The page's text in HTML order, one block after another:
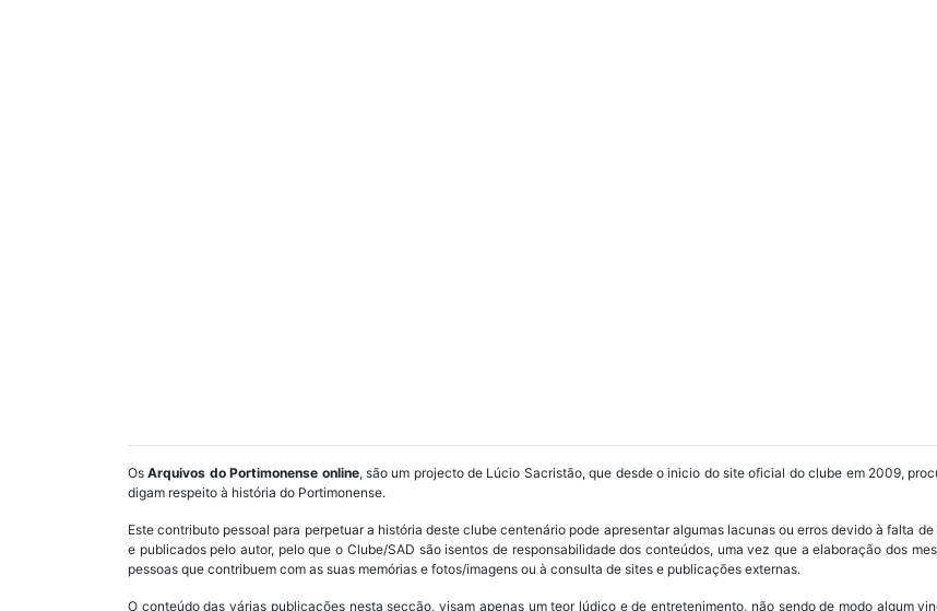
OsArquivos do Portimonense online, são um projecto de Lúcio Sacristão, que desde o inicio do site oficial do clube em 2009,
digam respeito à história do Portimonense.
Este contributo pessoal para perpetuar a história deste clube centenário pode apresentar algumas lacunas ou erros devido à falta
e publicados pelo autor, pelo que o Clube/SAD são isentos de responsabilidade dos conteúdos, uma vez que a elaboração dos
pessoas que contribuem com as suas memórias e fotos/imagens ou à consulta de sites e publicações externas.
O conteúdo das várias publicações nesta secção, visam apenas um teor lúdico e de entretenimento, não sendo de modo algum